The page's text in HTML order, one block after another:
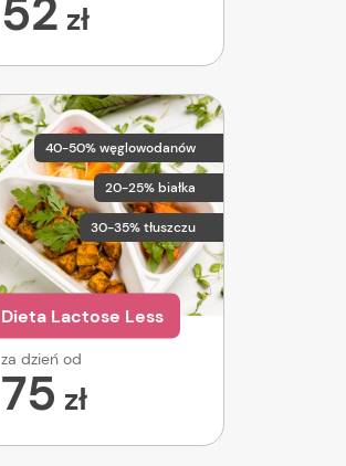
52 zł
40-50% węglowodanów
20-25% białka
30-35% tłuszczu
Dieta Lactose Less
za dzień od
75 zł